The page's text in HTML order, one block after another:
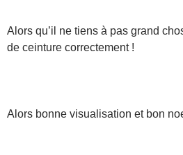
Alors qu’il ne tiens à pas grand
de ceinture correctement !
Alors bonne visualisation et bon